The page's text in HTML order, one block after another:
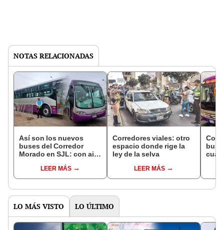
NOTAS RELACIONADAS
Así son los nuevos
buses del Corredor
Morado en SJL: con aire
160 pasajeros
LEER MÁS
Corredores viales: otro
espacio donde rige la
ley de la selva
LEER MÁS
LO MÁS VISTO LO ÚLTIMO